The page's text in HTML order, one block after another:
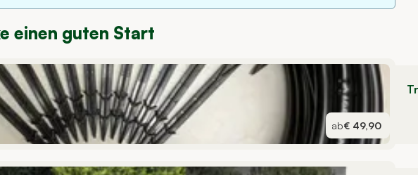
einen guten Start
ab€ 49,90